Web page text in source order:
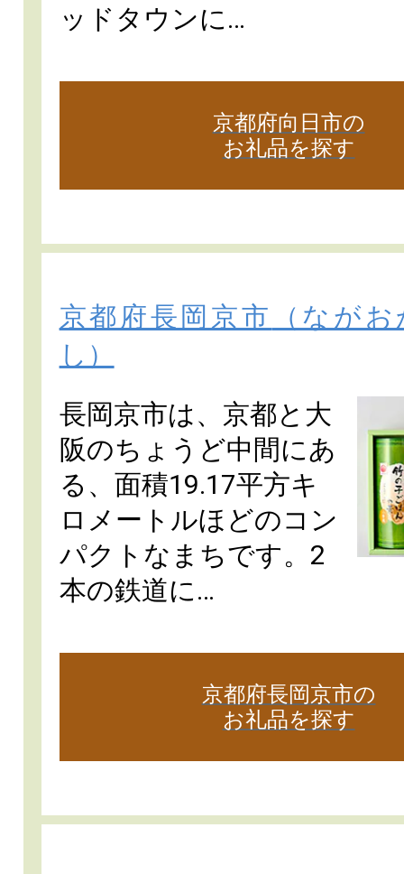
ッドタウンに…
京都府向日市の
お礼品を探す
京都府長岡京市
（なが
し）
長岡京市は、京都と大
阪のちょうど中間にあ
る、面積19.17平方キ
ロメートルほどのコン
パクトなまちです。2
本の鉄道に…
京都府長岡京市の
お礼品を探す